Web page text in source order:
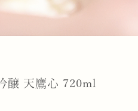
醸 天鷹心 720ml